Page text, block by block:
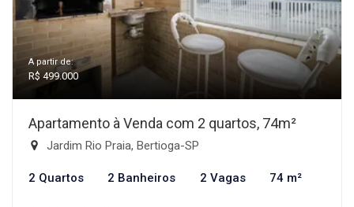
A partir de:
R$ 499.000
Apartamento à Venda com 2 quartos, 74m²
Jardim Rio Praia, Bertioga-SP
2 Quartos 2 Banheiros 2 Vagas 74 m²